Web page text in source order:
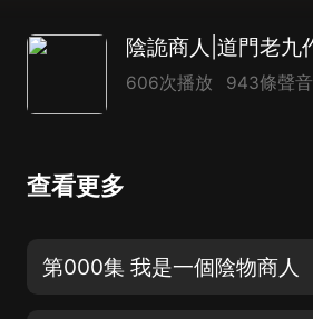
606次播放 943條聲音
查看更多
第000集 我是一個陰物商人